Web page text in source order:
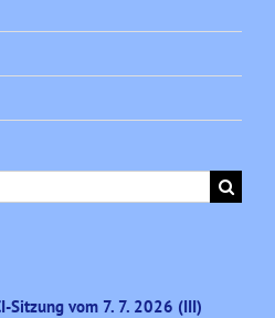
Sitzung vom 7. 7. 2026 (III)